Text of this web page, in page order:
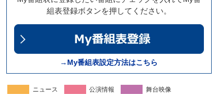
組表登録ボタンを押してください。
→My番組表設定方法はこちら
ニュース 公演情報
舞台映像